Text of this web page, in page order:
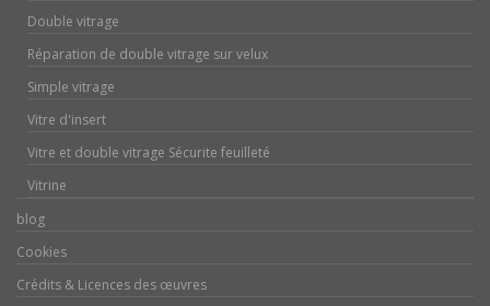
Double vitrage
Réparation de double vitrage sur velux
Simple vitrage
Vitre d'insert
Vitre et double vitrage Sécurite feuilleté
Vitrine
blog
Cookies
Crédits & Licences des œuvres